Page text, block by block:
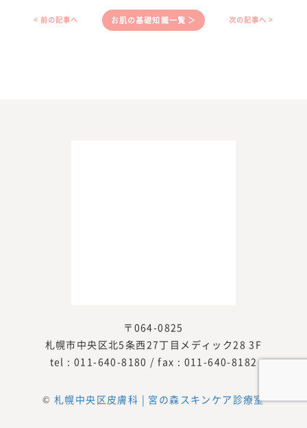
< 前の記事へ お肌の基礎知識一覧 ＞ 次の記事へ >
〒064-0825
札幌市中央区北5条西27丁目メディック28 3F
tel :011-640-8180 / fax : 011-640-8182
© 札幌中央区皮膚科 | 宮の森スキンケア診療室